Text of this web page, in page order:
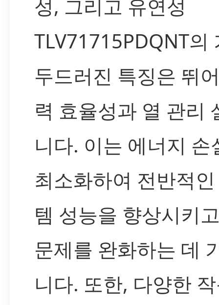
성, 그리고 유연성
TLV71715PDQNT의
두드러진 특징은 뛰
력 효율성과 열 관리
니다. 이는 에너지 손
최소화하여 전반적
템 성능을 향상시키
문제를 완화하는 데
니다. 또한, 다양한